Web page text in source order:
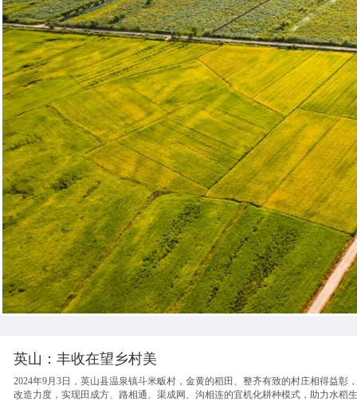
英山：丰收在望乡村美
2024年9月3日，英山县温泉镇斗米畈村，金黄的稻田、整齐有致的村庄相得益
改造力度，实现田成方、路相通、渠成网、沟相连的宜机化耕种模式，助力水稻